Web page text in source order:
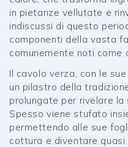
in pietanze vellutate e
indiscussi di questo
componenti della vasta
comunemente noti come
Il cavolo verza, con le
un pilastro della
prolungate per rivelare
Spesso viene stufato
permettendo alle sue
cottura e diventare